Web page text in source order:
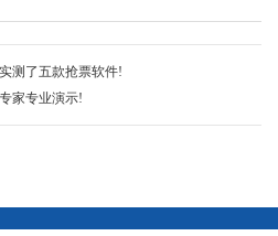
测了五款抢票软件!
家专业演示!